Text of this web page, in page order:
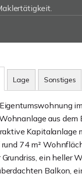
Lage Sonstiges
aus dem
Kapitalanlage
74 m²
ein heller
Balkon,